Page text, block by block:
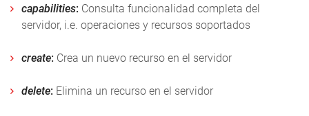
capabilities: Consulta funcionalidad completa del
servidor, i.e. operaciones y recursos soportados
create: Crea un nuevo recurso en el servidor
delete: Elimina un recurso en el servidor